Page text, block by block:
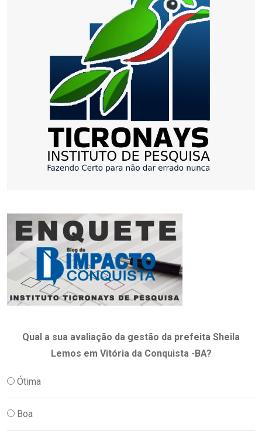
Qual a sua avaliação da gestão da prefeita Sheila
Lemos em Vitória da Conquista -BA?
Ótima
Boa